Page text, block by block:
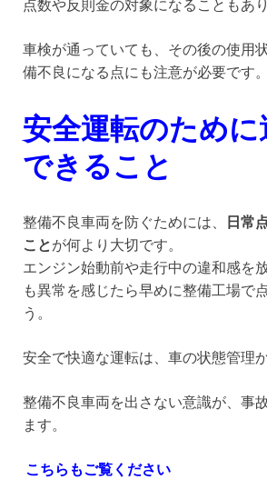
点数や反則金の対象になることもあり
車検が通っていても、その後の使用
備不良になる点にも注意が必要です。
安全運転のため
できること
整備不良車両を防ぐためには、
日常
ことが何より大切です。
エンジン始動前や走行中の違和感を
も異常を感じたら早めに整備工場で
う。
安全で快適な運転は、車の状態管理
整備不良車両を出さない意識が、事
ます。
こちらもご覧ください